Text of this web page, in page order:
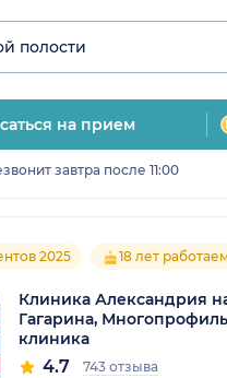
полости
на прием
завтра после 11:00
2025 18 лет
Клиника Александрия
Гагарина,
клиника
4.7 743 отзыва